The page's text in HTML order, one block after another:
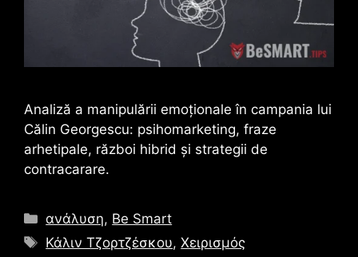
Analiză a manipulării emoționale în campania lui
Călin Georgescu: psihomarketing, fraze
arhetipale, război hibrid și strategii de
contracarare.
Κατηγορίες
ανάλυση, Be Smart
Ετικέτες
Κάλιν Τζορτζέσκου,Χειρισμός